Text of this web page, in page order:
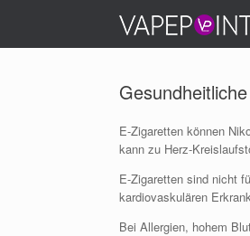
E-Zigaretten können
kann zu Herz-
E-Zigaretten sind nicht
kardiovaskulären
Bei Allergien, hohem